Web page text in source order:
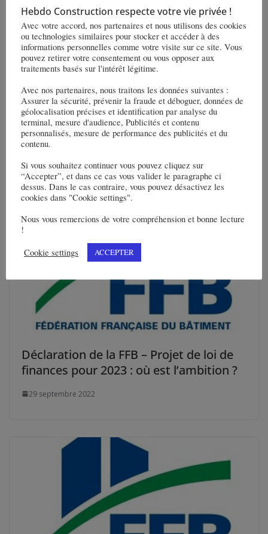
Alstom et Plastic Omnium mettent en commun des
ressources pour créer des solutions de stockage
d’hydrogène embarquées pour le ferroviaire
Vinci construction est titulaire d’un contrat de
réaménagement des infrastructures du port de
Melbourne en Australie
Vous pourrez aussi aimer
Déclaration de la FFB – Projet de loi de
finances pour 2023 : où est l’ambition ?
29 septembre 2022
Hebdo Construction respecte votre vie privée !
Avec votre accord, nos partenaires et nous utilisons des cookies
ou technologies similaires pour stocker et accéder à des
informations personnelles comme votre visite sur ce site. Vous
pouvez retirer votre consentement ou vous opposer aux
traitements basés sur l'intérêt légitime.
Avec nos partenaires, nous traitons les données suivantes :
Assurer la sécurité, prévenir la fraude et déboguer, données de
géolocalisation précises et identification par analyse du
terminal, mesure d'audience, Publicités et contenu
personnalisés, mesure de performance des publicités et du
contenu.
Si vous souhaitez continuer vous pouvez cliquez sur
“Accepter”, et dans ce cas vous valider le paragraphe ci
dessus. Dans le cas contraire, vous pouvez désactivez les
cookies dans "Cookie settings".
Nous vous remercions de votre compréhension et bonne lecture
!
Cookie settings
ACCEPTER